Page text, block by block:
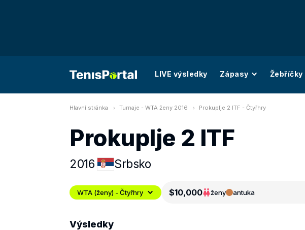
LIVE výsledky Zápasy Žebříčky
Hlavní stránka Turnaje - WTA ženy 2016 Prokuplje 2 ITF - Čtyřhry
Prokuplje 2 ITF
2016 Srbsko
WTA (ženy) - Čtyřhry $10,000 ženy antuka
Výsledky